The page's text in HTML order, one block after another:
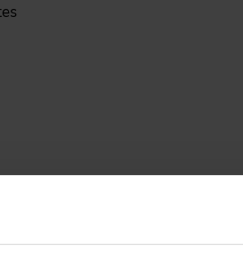
Automobilsoftware-
Entwicklungen und Best